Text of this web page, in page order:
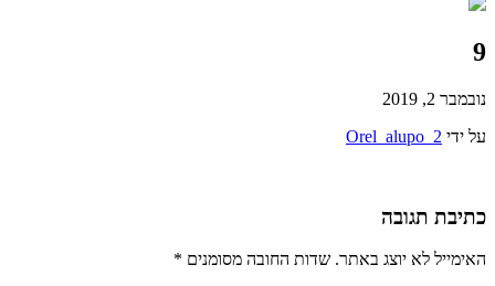
9
נובמבר 2, 2019
על ידי Orel_alupo_2
כתיבת תגובה
האימייל לא יוצג באתר. שדות החובה מסומנים *